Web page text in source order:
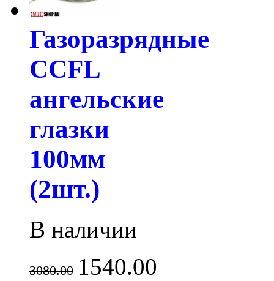
Газоразрядные
CCFL
ангельские
глазки
100мм
(2шт.)
В наличии
3080.00 1540.00